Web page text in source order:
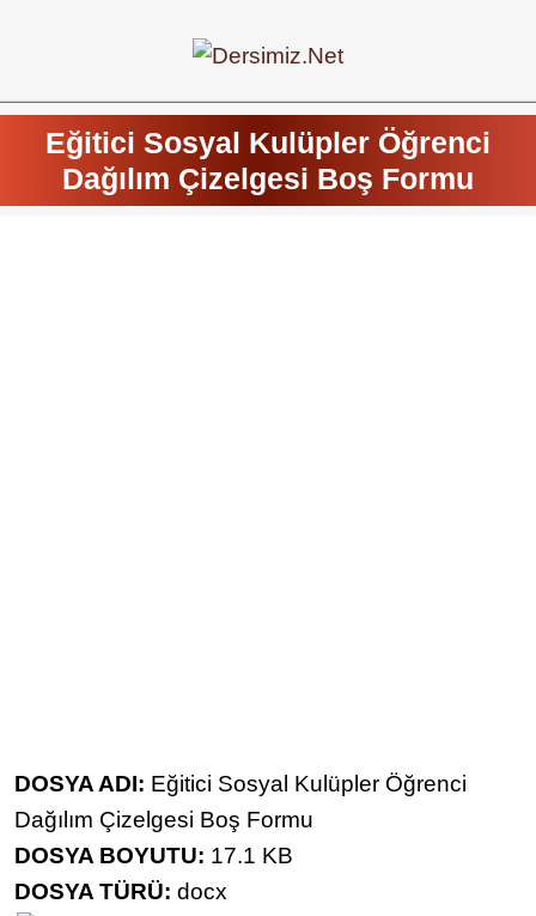
Eğitici Sosyal Kulüpler Öğrenci
Dağılım Çizelgesi Boş Formu
DOSYA ADI: Eğitici Sosyal Kulüpler Öğrenci
Dağılım Çizelgesi Boş Formu
DOSYA BOYUTU: 17.1 KB
DOSYA TÜRÜ: docx